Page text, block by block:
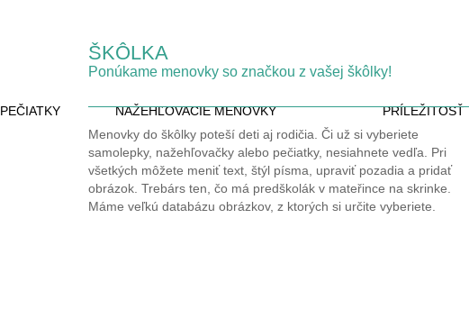
PEČIATKY NAŽEHĽOVACIE MENOVKY PRÍLEŽITOSŤ
ŠKÔLKA
Ponúkame menovky so značkou z vašej škôlky!
Menovky do škôlky poteší deti aj rodičia. Či už si vyberiete
samolepky, nažehľovačky alebo pečiatky, nesiahnete vedľa. Pri
všetkých môžete meniť text, štýl písma, upraviť pozadia a pridať
obrázok. Trebárs ten, čo má predškolák v mateřince na skrinke.
Máme veľkú databázu obrázkov, z ktorých si určite vyberiete.